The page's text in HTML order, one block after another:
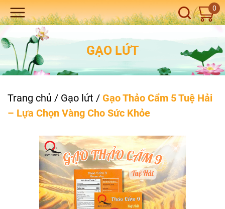
0
GẠO LỨT
Trang chủ / Gạo lứt / Gạo Thảo Cẩm 5 Tuệ Hải
– Lựa Chọn Vàng Cho Sức Khỏe